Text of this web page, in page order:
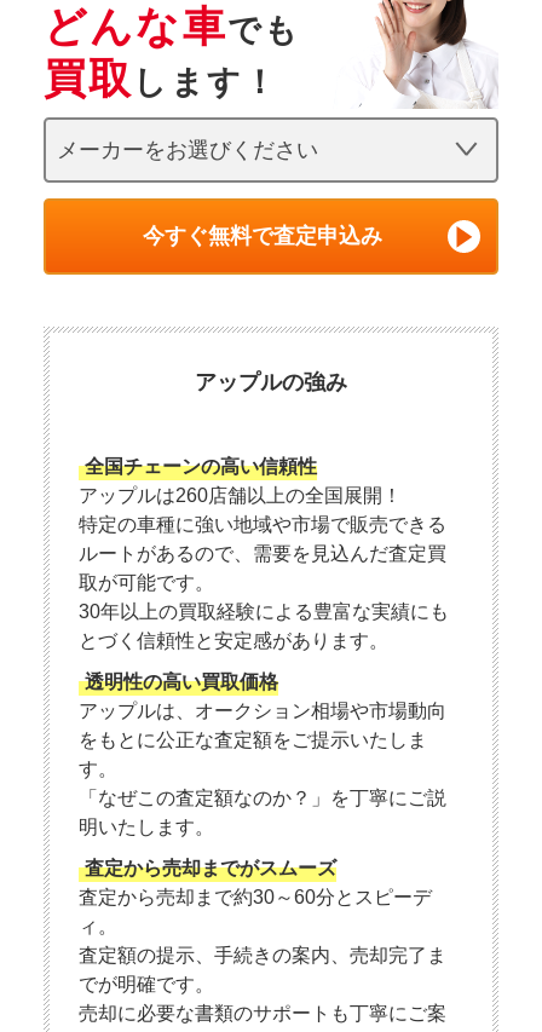
どんな車でも
買取 します！
今すぐ無料で査定申込み
アップルの強み
全国チェーンの高い信頼性
アップルは260店舗以上の全国展開！
特定の車種に強い地域や市場で販売できる
ルートがあるので、需要を見込んだ査定買
取が可能です。
30年以上の買取経験による豊富な実績にも
とづく信頼性と安定感があります。
透明性の高い買取価格
アップルは、オークション相場や市場動向
をもとに公正な査定額をご提示いたしま
す。
「なぜこの査定額なのか？」を丁寧にご説
明いたします。
査定から売却までがスムーズ
査定から売却まで約30～60分とスピーデ
ィ。
査定額の提示、手続きの案内、売却完了ま
でが明確です。
売却に必要な書類のサポートも丁寧にご案